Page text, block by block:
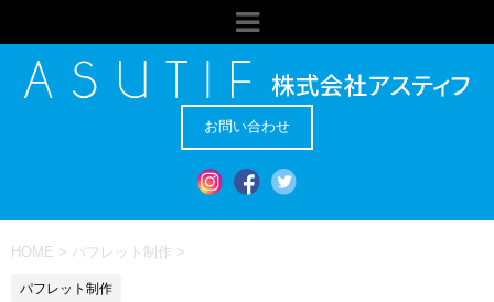
お問い合わせ
HOME > パフレット制作 >
パフレット制作